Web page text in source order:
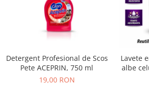
Fond de ten
Sampon
Sare de baie
Detergent Profesional de Scos
Pete ACEPRIN, 750 ml
19,00 RON
Lavete
albe